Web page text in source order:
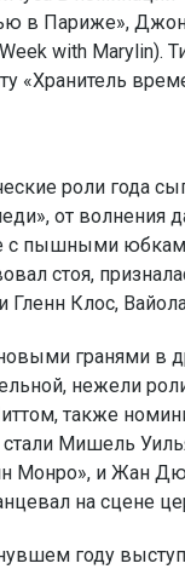
в Париже»,
with Marylin).
«Хранитель
роли года
от волнения
с пышными
стоя,
Гленн Клос,
гранями в
нежели
также
Мишель
Монро», и Жан
на сцене
году